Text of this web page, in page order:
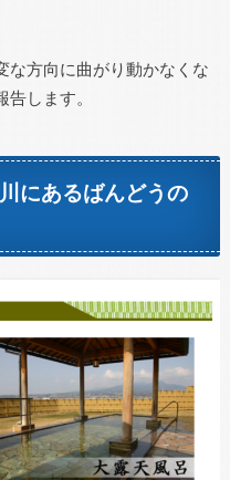
な方向に曲がり動かなくな
します。
にあるばんどうの